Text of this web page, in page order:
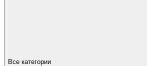
Все категории